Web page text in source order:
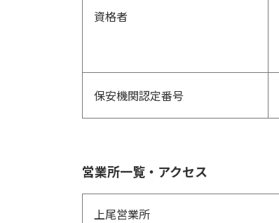
資格者
保安機関認定番号
営業所一覧・アクセス
上尾営業所